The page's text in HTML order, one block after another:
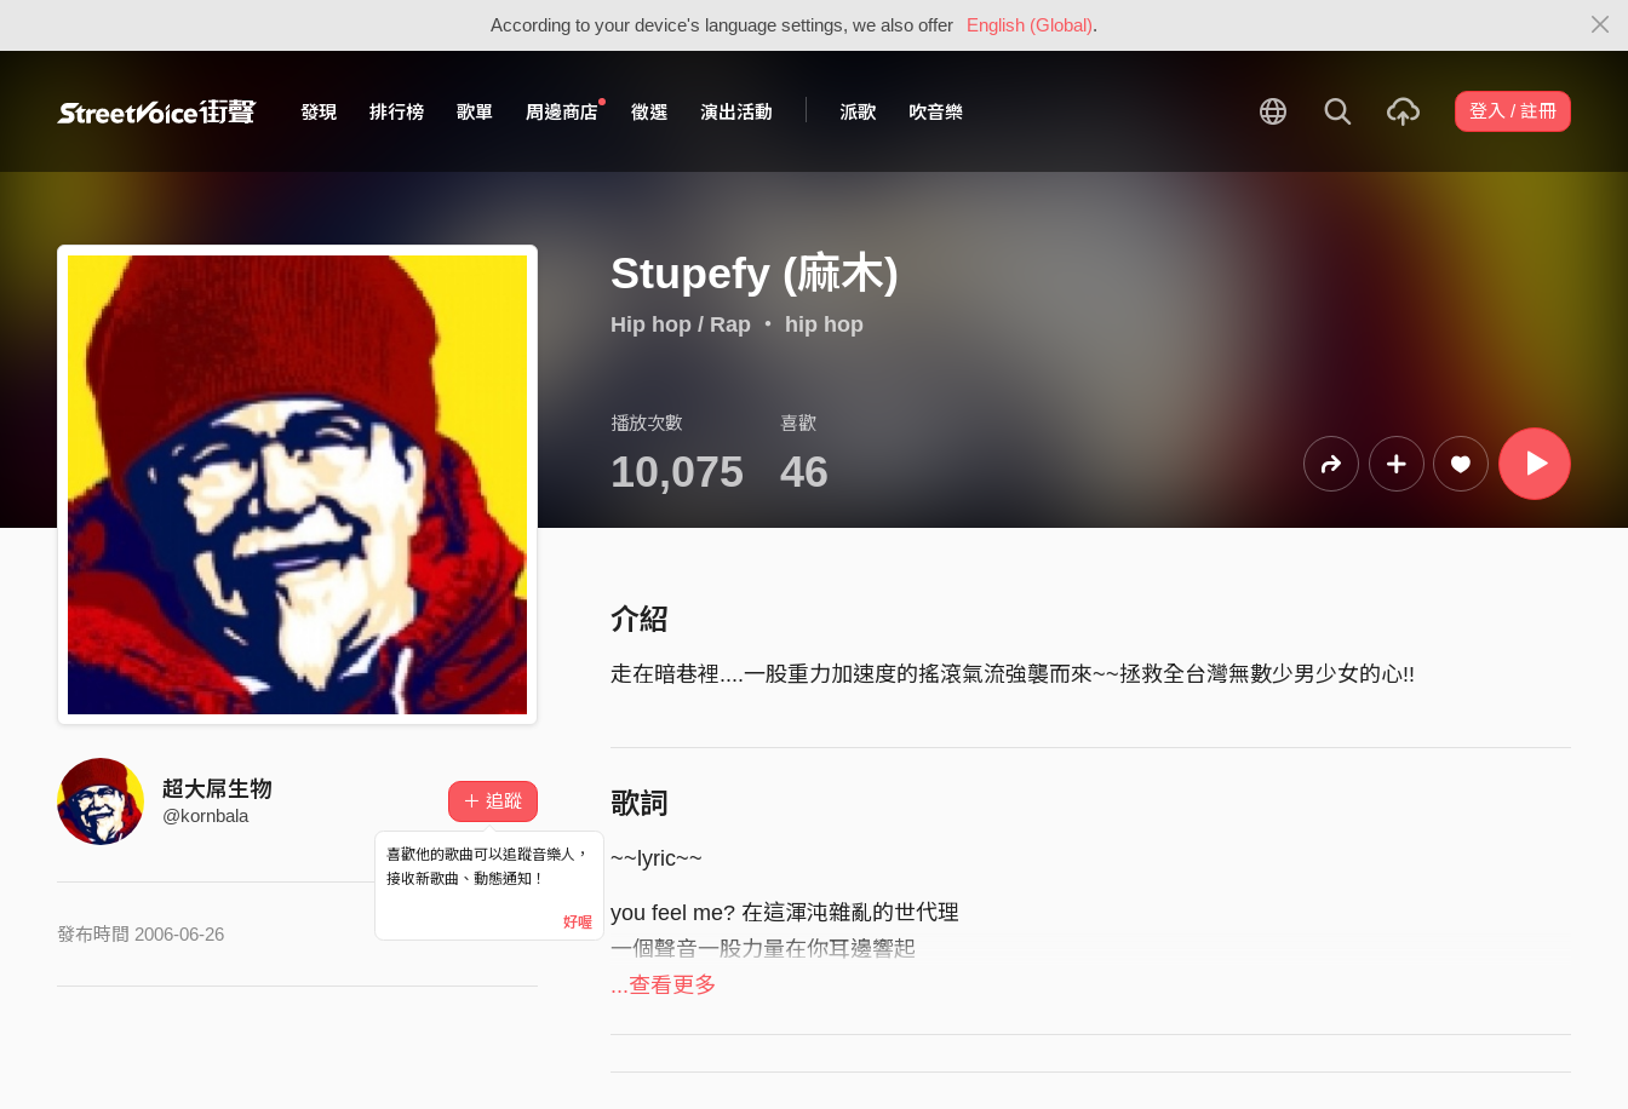
According to your device's language settings, we also offer English (Global).
發現 排行榜 歌單 周邊商店 徵選 演出活動 派歌 吹音樂 登入 / 註冊
Stupefy (麻木)
Hip hop / Rap・ hip hop
播放次數
10,075
喜歡
46
超大屌生物
@kornbala
＋ 追蹤
喜歡他的歌曲可以追蹤音樂人，
接收新歌曲、動態通知！
好喔
發布時間 2006-06-26
介紹
走在暗巷裡....一股重力加速度的搖滾氣流強襲而來~~拯救全台灣無數少男少女的心!!
歌詞
~~lyric~~
you feel me? 在這渾沌雜亂的世代理
一個聲音一股力量在你耳邊響起
is nobody? yeah i'm fukin nobody
...查看更多